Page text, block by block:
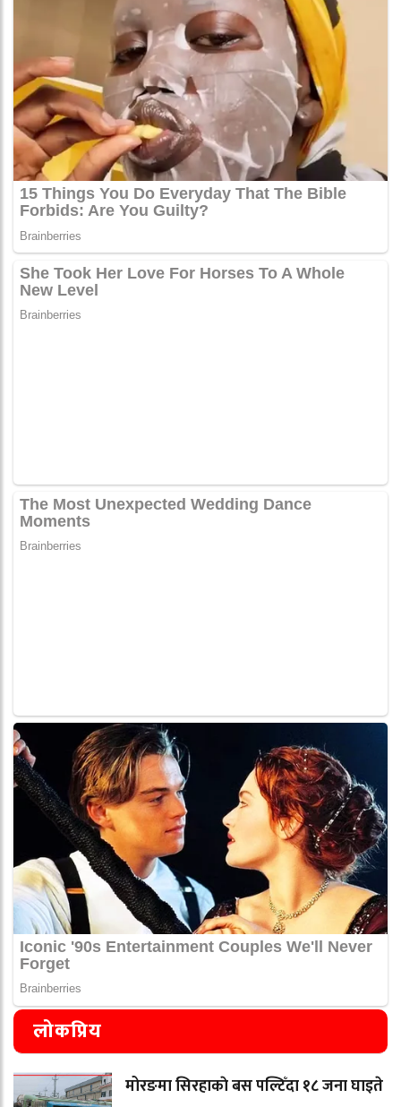
लोकप्रिय
मोरङमा सिरहाकाे बस पल्टिँदा १८ जना घाइते